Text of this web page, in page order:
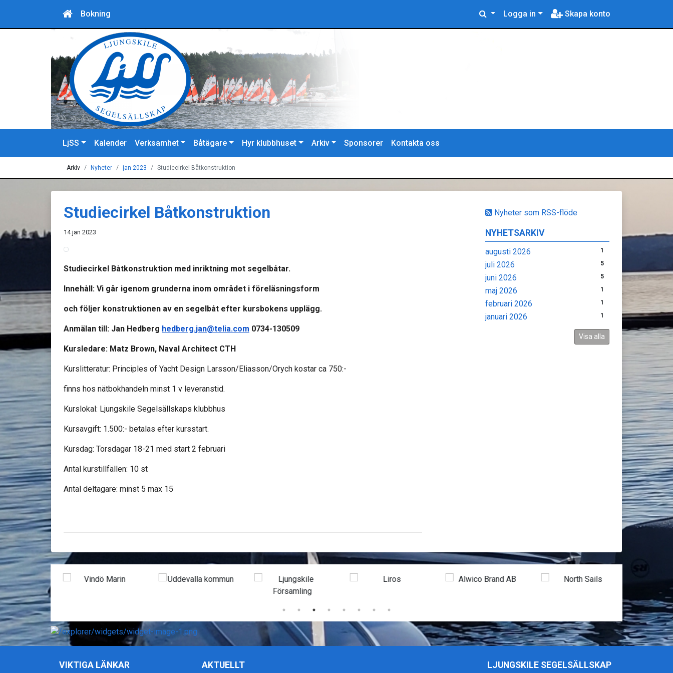
Bokning Logga in Skapa konto
LjSS Kalender Verksamhet Båtägare Hyr klubbhuset Arkiv Sponsorer Kontakta oss
Arkiv Nyheter jan 2023 Studiecirkel Båtkonstruktion
Nyheter som RSS-flöde
NYHETSARKIV
augusti 2026 1
juli 2026 5
juni 2026 5
maj 2026 1
februari 2026 1
januari 2026 1
Visa alla
Studiecirkel Båtkonstruktion
14 jan 2023
Studiecirkel Båtkonstruktion med inriktning mot segelbåtar.
Innehåll: Vi går igenom grunderna inom området i föreläsningsform
och följer konstruktionen av en segelbåt efter kursbokens upplägg.
Anmälan till: Jan Hedberg hedberg.jan@telia.com 0734-130509
Kursledare: Matz Brown, Naval Architect CTH
Kurslitteratur: Principles of Yacht Design Larsson/Eliasson/Orych kostar ca 750:-
finns hos nätbokhandeln minst 1 v leveranstid.
Kurslokal: Ljungskile Segelsällskaps klubbhus
Kursavgift: 1.500:- betalas efter kursstart.
Kursdag: Torsdagar 18-21 med start 2 februari
Antal kurstillfällen: 10 st
Antal deltagare: minst 5 max 15
VIKTIGA LÄNKAR AKTUELLT LJUNGSKILE SEGELSÄLLSKAP